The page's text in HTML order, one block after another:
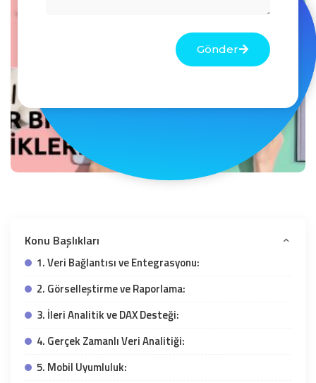
Konu Başlıkları
1. Veri Bağlantısı ve Entegrasyonu:
2. Görselleştirme ve Raporlama:
3. İleri Analitik ve DAX Desteği:
4. Gerçek Zamanlı Veri Analitiği:
5. Mobil Uyumluluk:
Gönder